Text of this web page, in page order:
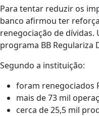
Para tentar reduzir os
banco afirmou ter
renegociação de dívidas.
programa BB Regulariza
Segundo a instituição:
foram renegociados
mais de 73 mil
cerca de 25,5 mil